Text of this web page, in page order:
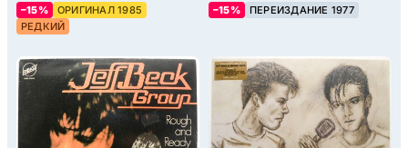
–15%
ОРИГИНАЛ 1985
РЕДКИЙ
–15% ПЕРЕИЗДАНИЕ 1977